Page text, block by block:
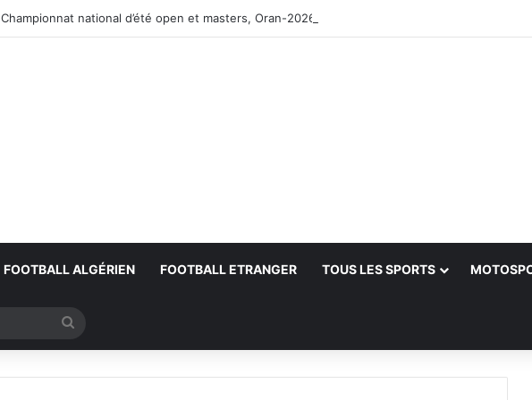
Championnat national d’été open et masters, Oran-2026 — Le CRB s’adjuge le titre
FOOTBALL ALGÉRIEN FOOTBALL ETRANGER TOUS LES SPORTS